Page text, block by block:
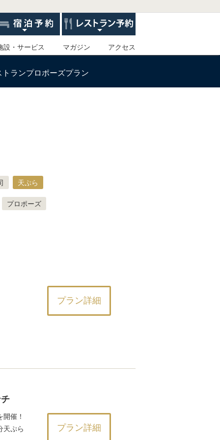
設・サービス マガジン アクセス
トランプロポーズプラン
天ぷら
プロポーズ
プラン詳細
催！
天ぷら
プラン詳細